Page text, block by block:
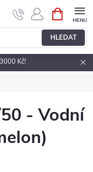
HLEDAT
NÁKUPNÍ
KOŠÍK
Kč!
- Vodní